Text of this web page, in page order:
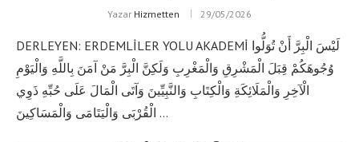
Yazar Hizmetten 29/05/2026
DERLEYEN: ERDEMLİLER YOLU AKADEMİ لَيْسَ الْبِرَّ أَنْ تُوَلُّوا
وُجُوهَكُمْ قِبَلَ الْمَشْرِقِ وَالْمَغْرِبِ وَلَكِنَّ الْبِرَّ مَنْ آمَنَ بِاللَّهِ وَالْيَوْمِ
الْآخِرِ وَالْمَلَائِكَةِ وَالْكِتَابِ وَالنَّبِيِّينَ وَآتَى الْمَالَ عَلَى حُبِّهِ ذَوِي
الْقُرْبَى وَالْيَتَامَى وَالْمَسَاكِينَ …